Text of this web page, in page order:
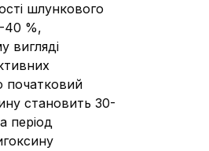
шлункового
40 %,
вигляді
початковий
становить 30-
період